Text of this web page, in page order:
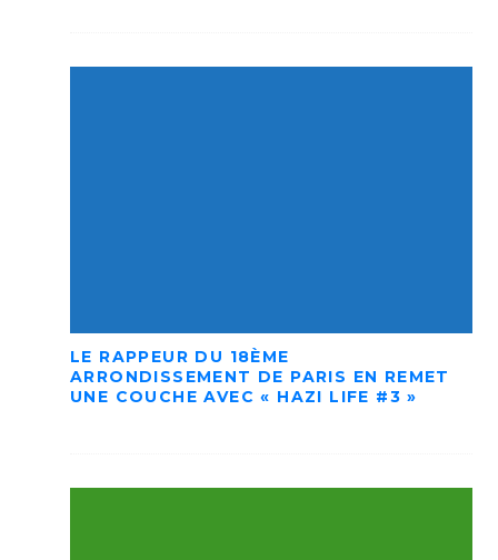
LE RAPPEUR DU 18ÈME
ARRONDISSEMENT DE PARIS EN REMET
UNE COUCHE AVEC « HAZI LIFE #3 »